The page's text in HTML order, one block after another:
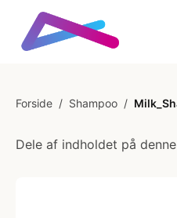
Forside / Shampoo /
Dele af indholdet på